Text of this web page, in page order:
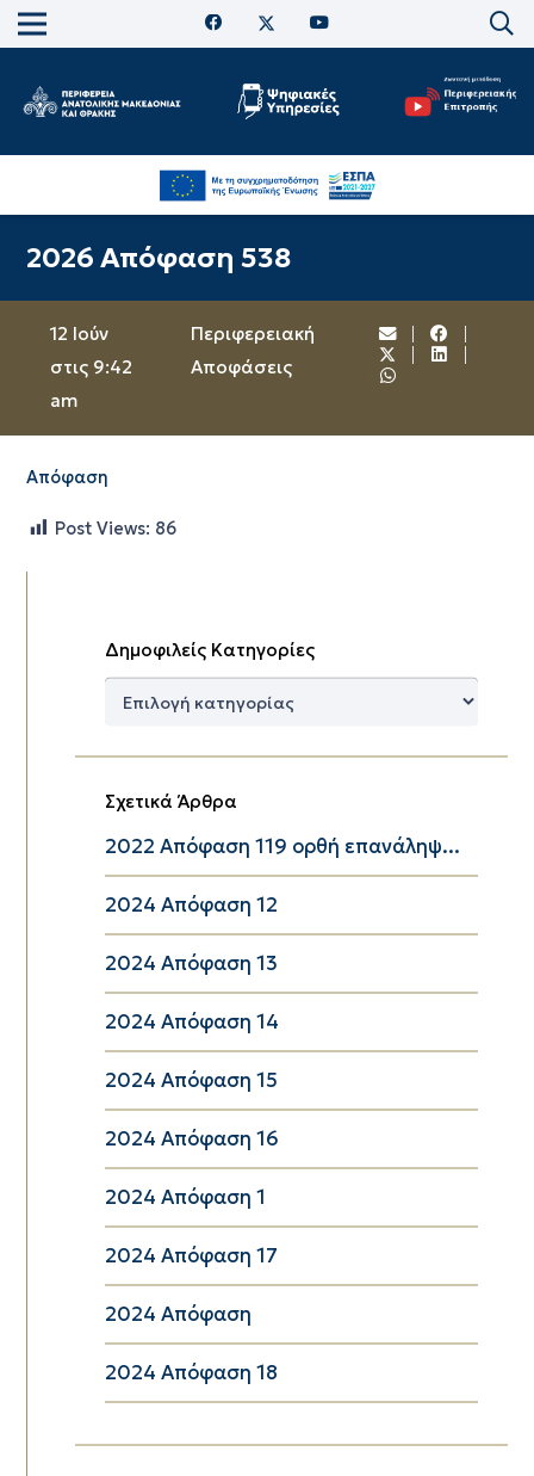
2026 Απόφαση 538
12 Ιούν
στις 9:42
am
Περιφερειακή
Αποφάσεις
Απόφαση
Post Views: 86
Δημοφιλείς Κατηγορίες
Δημοφιλείς
Σχετικά Άρθρα
2022 Απόφαση 119 ορθή επανάληψ...
2024 Απόφαση 12
2024 Απόφαση 13
2024 Απόφαση 14
2024 Απόφαση 15
2024 Απόφαση 16
2024 Απόφαση 1
2024 Απόφαση 17
2024 Απόφαση
2024 Απόφαση 18